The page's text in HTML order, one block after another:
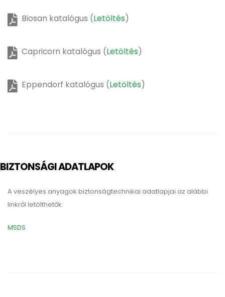
Biosan katalógus (Letöltés)
Capricorn katalógus (Letöltés)
Eppendorf katalógus (Letöltés)
BIZTONSÁGI ADATLAPOK
A veszélyes anyagok biztonságtechnikai adatlapjai az alábbi
linkről letölthetők:
MSDS